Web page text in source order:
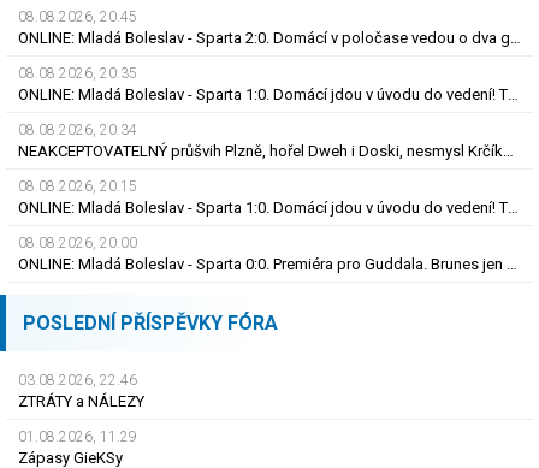
08.08.2026, 20.45
ONLINE: Mladá Boleslav - Sparta 2:0. Domácí v poločase vedou o dva góly! Letenští bez střely
08.08.2026, 20.35
ONLINE: Mladá Boleslav - Sparta 1:0. Domácí jdou v úvodu do vedení! Trefil se Šubert
08.08.2026, 20.34
NEAKCEPTOVATELNÝ průšvih Plzně, hořel Dweh i Doski, nesmysl Krčíka. Ustojí to Hyský?
08.08.2026, 20.15
ONLINE: Mladá Boleslav - Sparta 1:0. Domácí jdou v úvodu do vedení! Trefil se Šubert
08.08.2026, 20.00
ONLINE: Mladá Boleslav - Sparta 0:0. Premiéra pro Guddala. Brunes jen na lavičce, hraje Vojta
POSLEDNÍ PŘÍSPĚVKY FÓRA
03.08.2026, 22.46
ZTRÁTY a NÁLEZY
01.08.2026, 11.29
Zápasy GieKSy